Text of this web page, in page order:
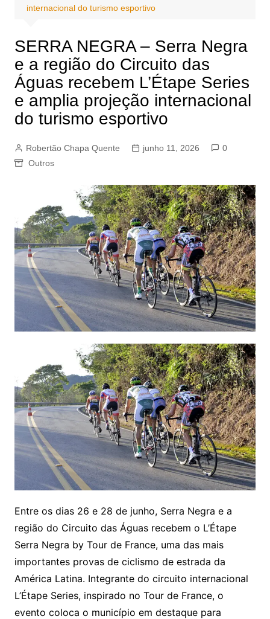
internacional do turismo esportivo
SERRA NEGRA – Serra Negra
e a região do Circuito das
Águas recebem L’Étape Series
e amplia projeção internacional
do turismo esportivo
Robertão Chapa Quente junho 11, 2026
0
Outros
Entre os dias 26 e 28 de junho, Serra Negra e a
região do Circuito das Águas recebem o L’Étape
Serra Negra by Tour de France, uma das mais
importantes provas de ciclismo de estrada da
América Latina. Integrante do circuito internacional
L’Étape Series, inspirado no Tour de France, o
evento coloca o município em destaque para